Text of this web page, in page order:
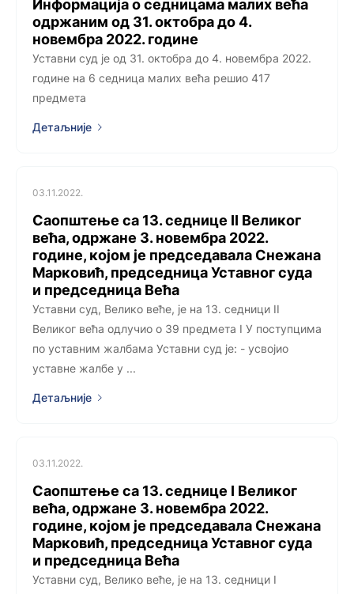
Информација о седницама малих већа
одржаним од 31. октобра до 4.
новембра 2022. године
Уставни суд је од 31. октобра до 4. новембра 2022.
године на 6 седница малих већа решио 417
предмета
Детаљније
03.11.2022.
Саопштење са 13. седницe II Великог
већа, одржанe 3. новембра 2022.
године, којoм је председавала Снежана
Марковић, председница Уставног суда
и председница Већа
Уставни суд, Велико веће, је на 13. седници II
Великог већа одлучио о 39 предмета I У поступцима
по уставним жалбама Уставни суд је: - усвојио
уставне жалбе у ...
Детаљније
03.11.2022.
Саопштење са 13. седницe I Великог
већа, одржанe 3. новембра 2022.
године, којoм је председавала Снежана
Марковић, председница Уставног суда
и председница Већа
Уставни суд, Велико веће, је на 13. седници I